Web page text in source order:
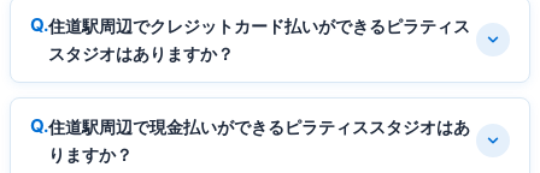
住道駅周辺でクレジットカード払いができるピラティス
スタジオはありますか？
住道駅周辺で現金払いができるピラティススタジオはあ
りますか？